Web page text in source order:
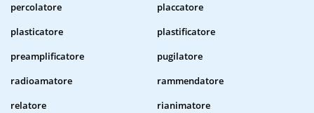
percolatore
placcatore
plasticatore
plastificatore
preamplificatore
pugilatore
radioamatore
rammendatore
relatore
rianimatore